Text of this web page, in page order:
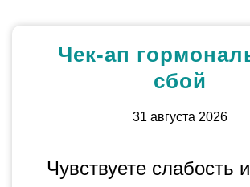
Чек-ап
сбой
31 августа 2026
Чувствуете слабость